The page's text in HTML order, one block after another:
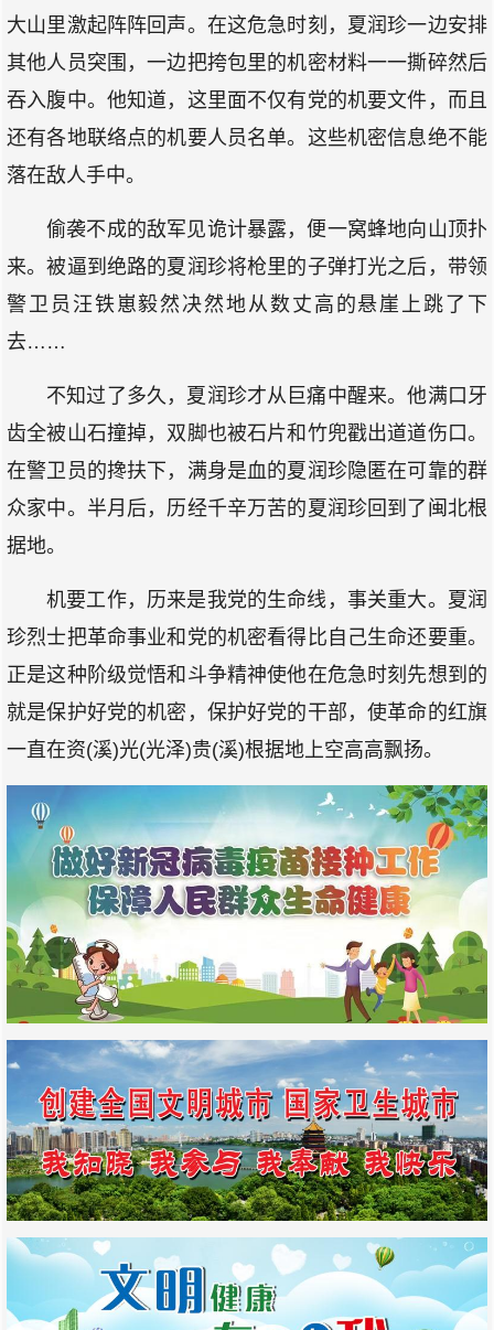
大山里激起阵阵回声。在这危急时刻，夏润珍一边安排
其他人员突围，一边把挎包里的机密材料一一撕碎然后
吞入腹中。他知道，这里面不仅有党的机要文件，而且
还有各地联络点的机要人员名单。这些机密信息绝不能
落在敌人手中。
偷袭不成的敌军见诡计暴露，便一窝蜂地向山顶扑
来。被逼到绝路的夏润珍将枪里的子弹打光之后，带领
警卫员汪铁崽毅然决然地从数丈高的悬崖上跳了下
去……
不知过了多久，夏润珍才从巨痛中醒来。他满口牙
齿全被山石撞掉，双脚也被石片和竹兜戳出道道伤口。
在警卫员的搀扶下，满身是血的夏润珍隐匿在可靠的群
众家中。半月后，历经千辛万苦的夏润珍回到了闽北根
据地。
机要工作，历来是我党的生命线，事关重大。夏润
珍烈士把革命事业和党的机密看得比自己生命还要重。
正是这种阶级觉悟和斗争精神使他在危急时刻先想到的
就是保护好党的机密，保护好党的干部，使革命的红旗
一直在资(溪)光(光泽)贵(溪)根据地上空高高飘扬。